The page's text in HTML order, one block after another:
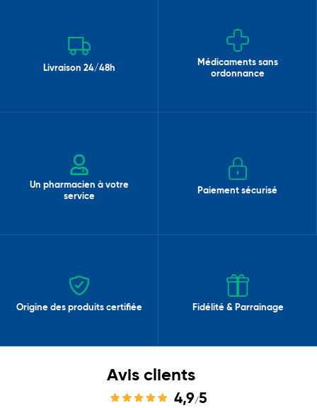
Livraison 24/48h
Médicaments sans
ordonnance
Un pharmacien à votre
service
Paiement sécurisé
Origine des produits certifiée Fidélité & Parrainage
Avis clients
4,9/5